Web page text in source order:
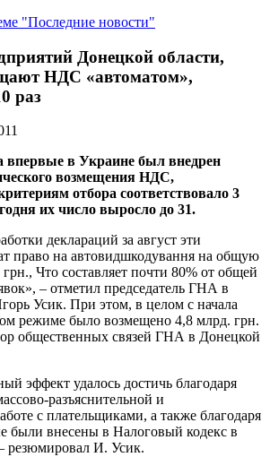
"Последние новости"
Донецкой области,
НДС «автоматом»,
раз
впервые в Украине был внедрен
возмещения НДС,
отбора соответствовало 3
их число выросло до 31.
деклараций за август эти
право на автовидшкодування на общую
Что составляет почти 80% от общей
– отметил председатель ГНА в
Усик. При этом, в целом с начала
режиме было возмещено 4,8 млрд. грн.
общественных связей ГНА в Донецкой
эффект удалось достичь благодаря
разъяснительной и
с плательщиками, а также благодаря
были внесены в Налоговый кодекс в
резюмировал И. Усик.